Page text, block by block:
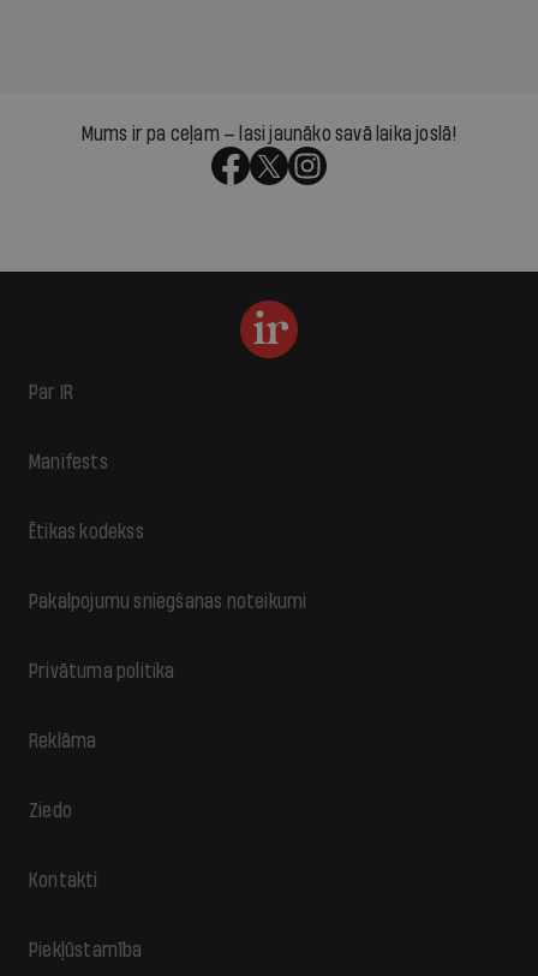
Mums ir pa ceļam — lasi jaunāko savā laika joslā!
Par IR
Manifests
Ētikas kodekss
Pakalpojumu sniegšanas noteikumi
Privātuma politika
Reklāma
Ziedo
Kontakti
Piekļūstamība